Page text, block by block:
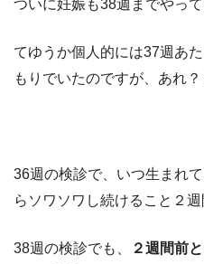
ついに妊娠も38週までやって
てゆうか個人的には37週あ
もりでいたのですが、あれ
36週の検診で、いつ生まれ
らソワソワし続けること２週
38週の検診でも、 ２週間前